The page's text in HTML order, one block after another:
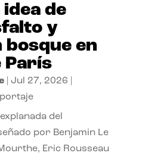
idea de
y
bosque en
París
| Jul 27, 2026
del
por Benjamin Le
Eric Rousseau